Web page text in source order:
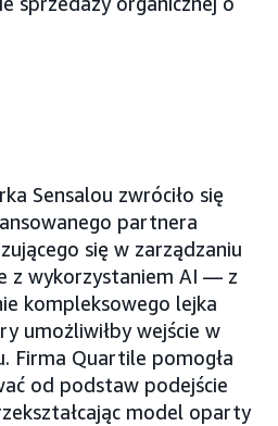
Sensalou zwróciło się
partnera
się w zarządzaniu
z wykorzystaniem AI — z
kompleksowego lejka
umożliwiłby wejście w
Firma Quartile pomogła
od podstaw podejście
model oparty